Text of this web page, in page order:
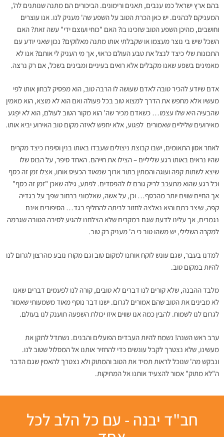
בהם ארץ ישראל כמו ענבים, תאנים ורימונים. הביכורים הם מתנה שנותנים לה',
המעניקם לכהנים. יש כאן הכרת הטוב על השפע שה' מעניק לנו. אנו עוצרים
וחושבים, מהיכן השפע הטוב שזכינו בו? האם "כוחי ועוצם ידי" עשה זאת? האם
השכל שיש בי נוצר מעצמו או שקבלתי אותו מתנה מאלוקים? נכון שאני יודע עם
התכונות שלי כיצד לנצל את טבע העולם כראוי, אך מי העניק לי אותם? אנו לא
מאמינים בשפע שאנו מקבלים אלא רואים בעיניים ומבינים בשכל, אם רק נרצה.
אדם שיודע להכיר טובה לאדם שעושה לו הרבה טוב, הוא מפסיק לבחון אותו לפי
מעשיו אלא מחפש את הדרך למצוא טוב בכל פעולה ואם הוא לא מוצא, הוא מאמין
שהבעיה היא שלו עצמו… כשאדם מכיר שה' הוא מקור הטוב לעולם, הוא לא יפָגע
מאירועים שליליים שאמורים לפגוע, אלא יחפש לאיזה מקום טוב האירוע יביא אותו.
לאחר אסון התאומים, ישבו קבוצת ניצולים שעבדו באותו בנין וסיפרו כיצד מקרים
שהיו נראים באותו רגע שליליים – הצילו את חייהם. האחד סיפר, על הבוס שלו
שיצא לשתות קפה ועוגה והמתין בתור ארוך שמאוד הכעיס אותו, אצלו זמן זה כסף
וכל רגע שהוא מתעכב לריק גורם לו להפסדים. לפתע, גילה שאכן "זמן זה כסף"
אך החיים שווים יותר מהכסף… וכן, על אשה, שאלמוני ברחוב שפך על בגדיה
קפה, שיצר כתם והיא נאלצה לחזור לביתה להחליף בגד… הסיפורים אינם
נגמרים, אך עלינו לדעת שגם במקרים שלא הצלחנו להגיע לסיבה הטובה שגרמה
למקרה השלילי, יש משהו טוב כי ה' מעניק רק טוב.
למדנו בעבר, שגם עונש לוקח אותנו למקום טוב וגם מקורו נובע מהרצון לגרום לנו
להיות במקום טוב.
מלבד ההבנה, שלא קורים לנו דברים לא טובים, קורה לנו לפעמים דברים שאנו
לא מבינים את הטוב שהם אמורים לגרום. ישנו דבר נוסף מאוד משמעותי שאמור
לגרום לנו לשמוח. להבין כמה אנו שווים איזו יכולת השפעה תוענק לנו בעולם.
ערב ראש השנה! נשמח להיות העבדים הפועלים והבנים. נשתדל לתקן את
מעשינו, שלא נצטרך לקבל עונשים כדי להחזיר אותנו אל המסלול שטוב לנו.
ונבקש מה' שנוכל לראות תמיד את הטוב והמתוק ולא נצטרך להאמין שגם הדבר
ה"לא מתוק" אמור להצעיד אותנו אל המתיקות.
חב"ד יבנה - עם כל הלב לכל